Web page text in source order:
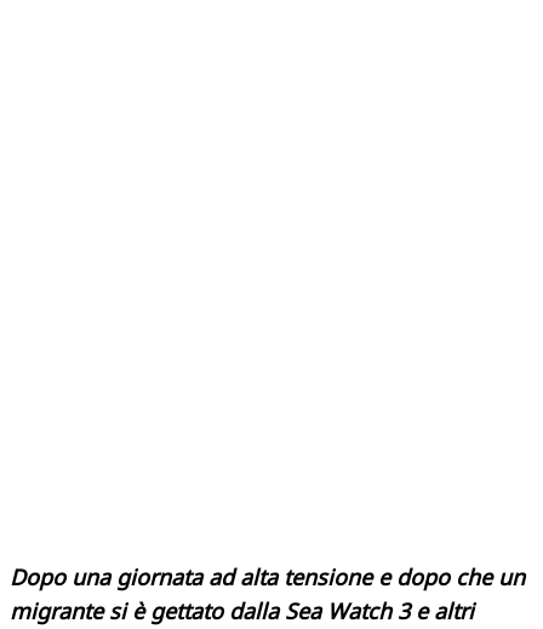
Dopo una giornata ad alta tensione e dopo che un
migrante si è gettato dalla Sea Watch 3 e altri